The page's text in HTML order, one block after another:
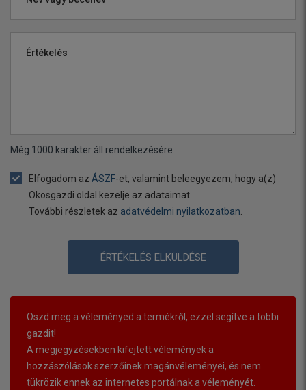
Értékelés
Még 1000 karakter áll rendelkezésére
Elfogadom az ÁSZF-et, valamint beleegyezem, hogy a(z)
Okosgazdi oldal kezelje az adataimat.
További részletek az adatvédelmi nyilatkozatban
ÉRTÉKELÉS ELKÜLDÉSE
Oszd meg a véleményed a termékről, ezzel segítve a többi
gazdit!
A megjegyzésekben kifejtett vélemények a
hozzászólások szerzőinek magánvéleményei, és nem
tükrözik ennek az internetes portálnak a véleményét.